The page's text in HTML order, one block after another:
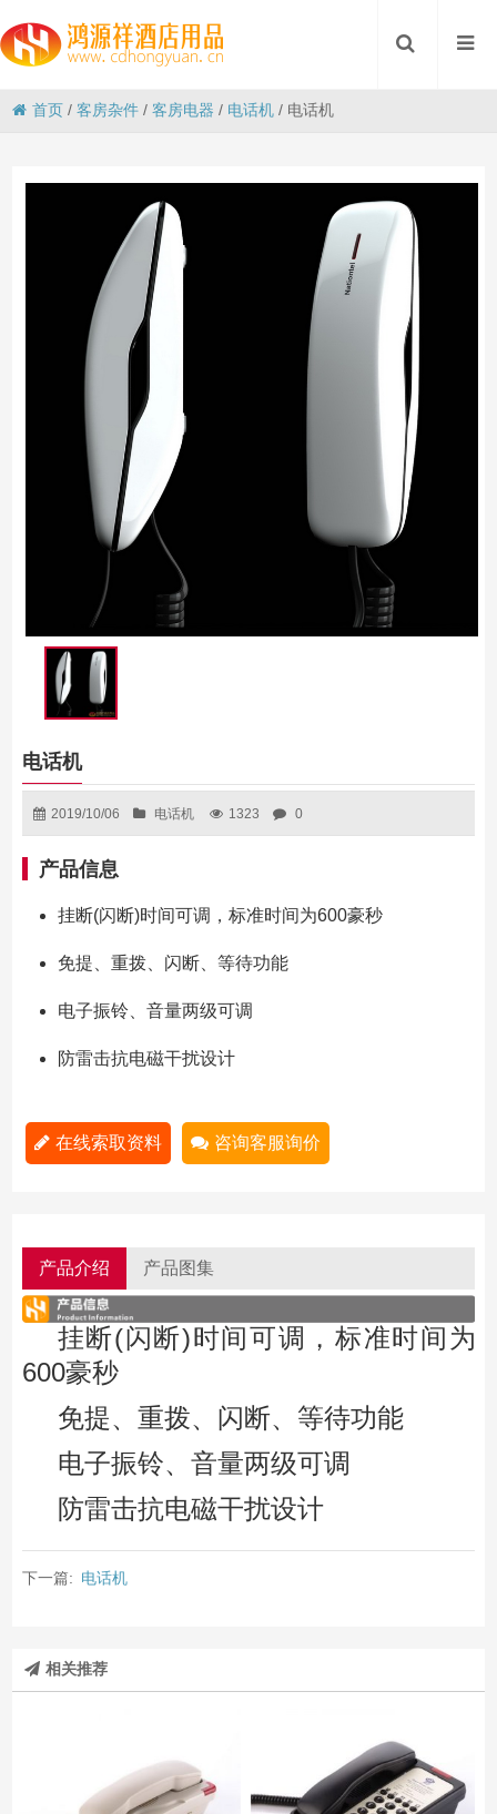
首页 /客房杂件 /客房电器 / 电话机 / 电话机
电话机
2019/10/06 电话机 1323 0
产品信息
挂断(闪断)时间可调，标准时间为600豪秒
免提、重拨、闪断、等待功能
电子振铃、音量两级可调
防雷击抗电磁干扰设计
在线索取资料 咨询客服询价
产品介绍 产品图集
挂断(闪断)时间可调，标准时间为
600豪秒
免提、重拨、闪断、等待功能
电子振铃、音量两级可调
防雷击抗电磁干扰设计
下一篇: 电话机
相关推荐